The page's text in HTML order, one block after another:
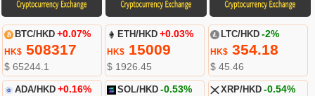
BTC/HKD +0.07%
HK$508317
$ 65244.1
ETH/HKD +0.03%
HK$ 15009
$ 1926.45
LTC/HKD -2%
HK$354.18
$ 45.46
ADA/HKD +0.16% SOL/HKD -0.53% XRP/HKD -0.54%